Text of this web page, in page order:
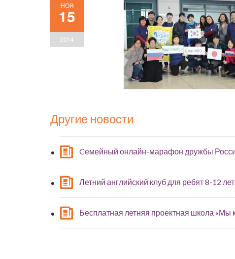
НОЯ
15
2014
Другие новости
Cемейный онлайн-марафон дружбы
Летний английский клуб для ребят 8-12 лет.
Бесплатная летняя проектная школа «Мы